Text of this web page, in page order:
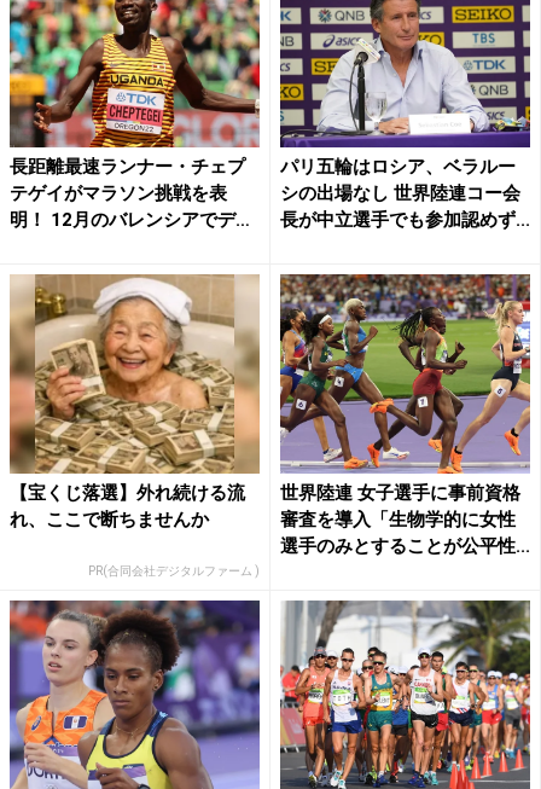
長距離最速ランナー・チェプ
テゲイがマラソン挑戦を表
明！ 12月のバレンシアでデ
パリ五輪はロシア、ベラルー
シの出場なし 世界陸連コー会
長が中立選手でも参加認めず...
【宝くじ落選】外れ続ける流
れ、ここで断ちませんか
PR(合同会社デジタルファーム )
世界陸連 女子選手に事前資格
審査を導入「生物学的に女性
選手のみとすることが公平性...